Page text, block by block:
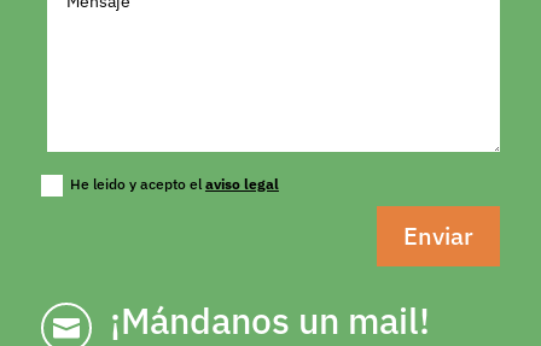
He leido y acepto el aviso legal
Enviar
 ¡Mándanos un mail!